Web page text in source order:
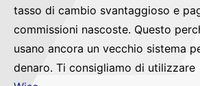
tasso di cambio svantaggioso e
commissioni nascoste. Questo
usano ancora un vecchio sistema
denaro. Ti consigliamo di utilizzare